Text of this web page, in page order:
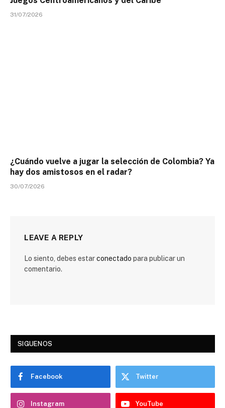
31/07/2026
¿Cuándo vuelve a jugar la selección de Colombia? Ya
hay dos amistosos en el radar?
30/07/2026
LEAVE A REPLY
Lo siento, debes estarconectado para publicar un
comentario.
SIGUENOS
Facebook Twitter
Instagram YouTube